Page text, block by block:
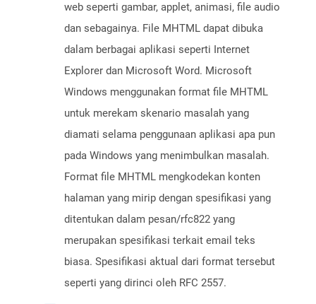
web seperti gambar, applet, animasi, file audio
dan sebagainya. File MHTML dapat dibuka
dalam berbagai aplikasi seperti Internet
Explorer dan Microsoft Word. Microsoft
Windows menggunakan format file MHTML
untuk merekam skenario masalah yang
diamati selama penggunaan aplikasi apa pun
pada Windows yang menimbulkan masalah.
Format file MHTML mengkodekan konten
halaman yang mirip dengan spesifikasi yang
ditentukan dalam pesan/rfc822 yang
merupakan spesifikasi terkait email teks
biasa. Spesifikasi aktual dari format tersebut
seperti yang dirinci oleh RFC 2557.